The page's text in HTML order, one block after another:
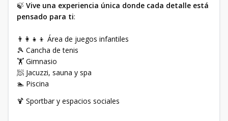
🍃 Vive una experiencia única donde cada detalle está
pensado para ti:
👨‍👩‍👧‍👦 Área de juegos infantiles
🎾 Cancha de tenis
🏋️ Gimnasio
🧖 Jacuzzi, sauna y spa
🏊 Piscina
🍹 Sportbar y espacios sociales